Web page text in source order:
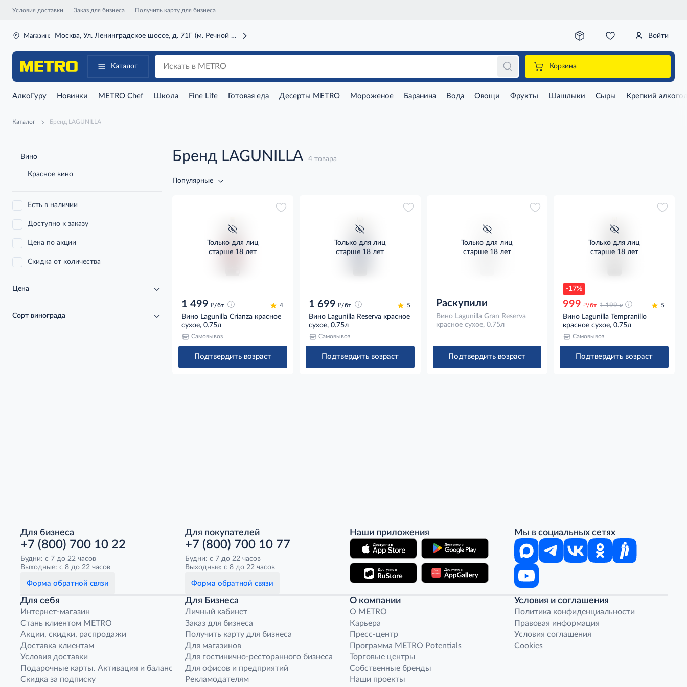
Условия доставки Заказ для бизнеса Получить карту для бизнеса
Магазин: Москва, Ул. Ленинградское шоссе, д. 71Г (м. Речной вокзал) Войти
Каталог Корзина
АлкоГуру Новинки METRO Chef Школа Fine Life Готовая еда Десерты METRO Мороженое Баранина Вода Овощи Фрукты Шашлыки Сыры Крепкий
Каталог Бренд LAGUNILLA
Вино
Красное вино
Есть в наличии
Доступно к заказу
Цена по акции
Скидка от количества
Цена
Сорт винограда
Бренд LAGUNILLA 4 товара
Популярные
Только для лиц
старше 18 лет
1 499 д/бт 4
Вино Lagunilla Crianza красное
сухое, 0.75л
Самовывоз
Подтвердить возраст
Только для лиц
старше 18 лет
1 699 д/бт 5
Вино Lagunilla Reserva красное
сухое, 0.75л
Самовывоз
Подтвердить возраст
Только для лиц
старше 18 лет
Раскупили
Вино Lagunilla Gran Reserva
красное сухое, 0.75л
Подтвердить возраст
-17%
Только для лиц
старше 18 лет
999 д/бт 1 199 д 5
Вино Lagunilla Tempranillo
красное сухое, 0.75л
Самовывоз
Подтвердить возраст
Для бизнеса
+7 (800) 700 10 22
Будни: с 7 до 22 часов
Выходные: с 8 до 22 часов
Форма обратной связи
Для покупателей
+7 (800) 700 10 77
Будни: с 7 до 22 часов
Выходные: с 8 до 22 часов
Форма обратной связи
Наши приложения Мы в социальных сетях
Для себя
Интернет-магазин
Стань клиентом METRO
Акции, скидки, распродажи
Доставка клиентам
Условия доставки
Подарочные карты. Активация и баланс
Скидка за подписку
Для Бизнеса
Личный кабинет
Заказ для бизнеса
Получить карту для бизнеса
Для магазинов
Для гостинично-ресторанного бизнеса
Для офисов и предприятий
Рекламодателям
О компании
O METRO
Карьера
Пресс-центр
Программа METRO Potentials
Торговые центры
Собственные бренды
Наши проекты
Условия и соглашения
Политика конфиденциальности
Правовая информация
Условия соглашения
Cookies